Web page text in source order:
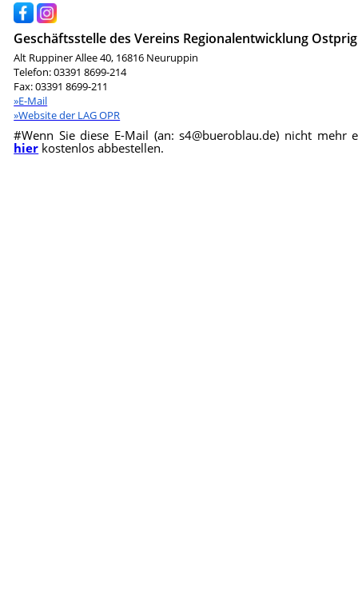
Geschäftsstelle des Vereins Regionalentwicklung
Alt Ruppiner Allee 40, 16816 Neuruppin
Telefon: 03391 8699-214
Fax: 03391 8699-211
»E-Mail
»Website der LAG OPR
#Wenn Sie diese E-Mail (an: s4@bueroblau.de) nicht mehr
hier kostenlos abbestellen.